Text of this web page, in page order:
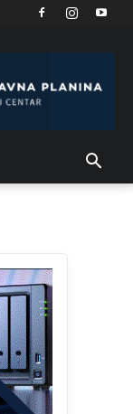
oni
sta je